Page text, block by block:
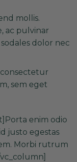
mollis.
ac pulvinar
dolor nec
sem eget
enim odio
justo egestas
Morbi rutrum